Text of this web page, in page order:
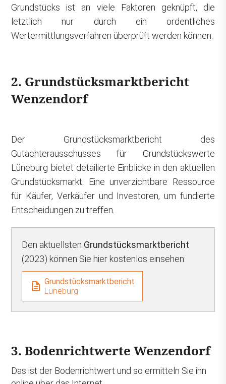
Grundstücks ist an viele Faktoren geknüpft, die
letztlich nur durch ein ordentliches
Wertermittlungsverfahren überprüft werden können.
2. Grundstücksmarktbericht
Wenzendorf
Der Grundstücksmarktbericht des
Gutachterausschusses für Grundstückswerte
Lüneburg bietet detailierte Einblicke in den aktuellen
Grundstücksmarkt. Eine unverzichtbare Ressource
für Käufer, Verkäufer und Investoren, um fundierte
Entscheidungen zu treffen.
Den aktuellsten Grundstücksmarktbericht
(2023) können Sie hier kostenlos einsehen:
Grundstücksmarktbericht
Lüneburg
3. Bodenrichtwerte Wenzendorf
Das ist der Bodenrichtwert und so ermitteln Sie ihn